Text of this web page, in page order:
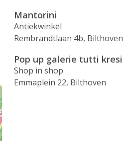
Mantorini
Antiekwinkel
Rembrandtlaan 4b, Bilthoven
Pop up galerie tutti kresi
Shop in shop
Emmaplein 22, Bilthoven